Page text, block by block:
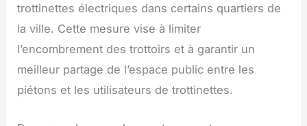
trottinettes électriques dans certains quartiers de
la ville. Cette mesure vise à limiter
l’encombrement des trottoirs et à garantir un
meilleur partage de l’espace public entre les
piétons et les utilisateurs de trottinettes.